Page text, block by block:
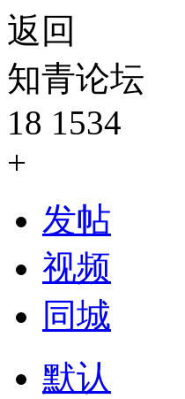
返回
知青论坛
18 1534
+
发帖
视频
同城
默认